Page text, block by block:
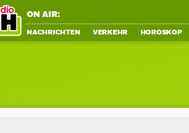
ON AIR:
NACHRICHTEN VERKEHR HOROSKOP